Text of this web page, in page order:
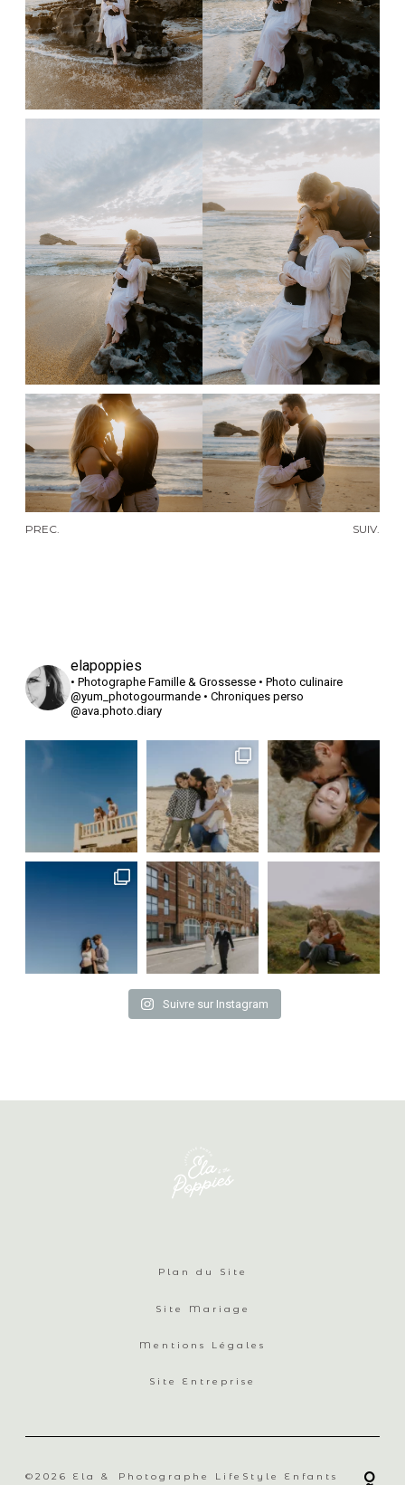
PREC. SUIV.
Plan du Site
Site Mariage
Mentions Légales
Site Entreprise
©2026 Ela & Photographe LifeStyle Enfants
elapoppies
• Photographe Famille & Grossesse • Photo culinaire
@yum_photogourmande • Chroniques perso
@ava.photo.diary
Suivre sur Instagram